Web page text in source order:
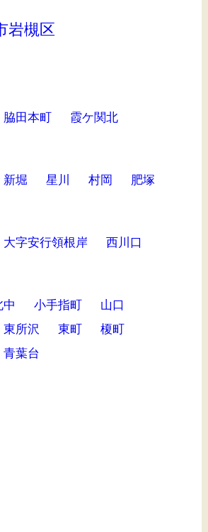
岩槻区
脇田本町 霞ケ関北
新堀 星川 村岡 肥塚
大字安行領根岸 西川口
中 小手指町
山口
東所沢 東町
榎町
青葉台